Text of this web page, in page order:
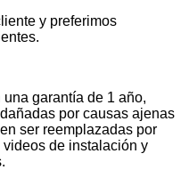
y preferimos
garantía de 1 año,
por causas ajenas
ser reemplazadas por
de instalación y